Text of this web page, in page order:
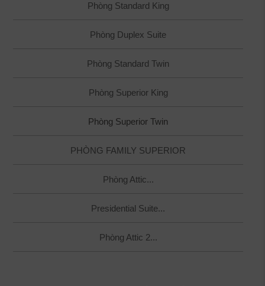
Phòng Standard King
Phòng Duplex Suite
Phòng Standard Twin
Phòng Superior King
Phòng Superior Twin
PHÒNG FAMILY SUPERIOR
Phòng Attic...
Presidential Suite...
Phòng Attic 2...